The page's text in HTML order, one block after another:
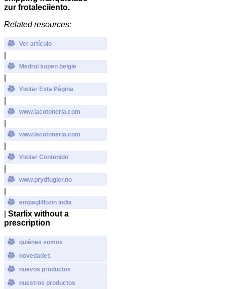
zur frotaleciiento.
Related resources:
Ver artículo
Medrol kopen belgie
Visitar Esta Página
www.lacotoneria.com
www.lacotoneria.com
Visitar Contenido
www.prydfugler.no
empagliflozin india
Starlix without a
prescription
quiénes somos
novedades
nuevos productos
nuestros productos